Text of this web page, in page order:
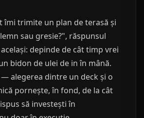
îmi trimite un plan de terasă și
sau gresie?", răspunsul
depinde de cât timp vrei
bidon de ulei de in în mână.
alegerea dintre un deck și o
pornește, în fond, de la cât
să investești în